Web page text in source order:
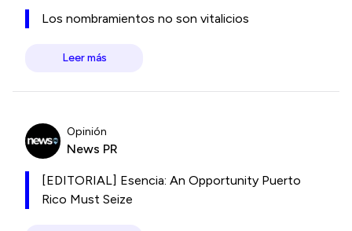
Los nombramientos no son vitalicios
Leer más
Opinión
News PR
[EDITORIAL] Esencia: An Opportunity Puerto
Rico Must Seize